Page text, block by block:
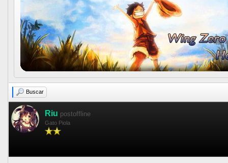
Buscar
Riu postoffline
Gato Piola